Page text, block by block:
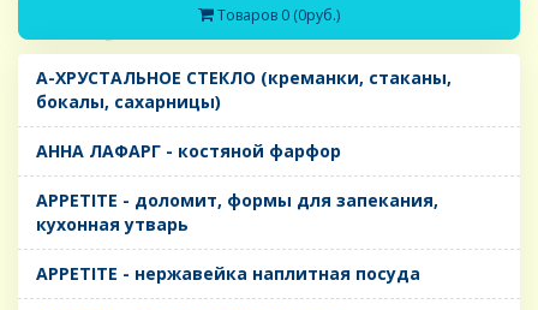
Товаров 0 (0руб.)
A-ХРУСТАЛЬНОЕ СТЕКЛО (креманки, стаканы,
бокалы, сахарницы)
AHHA ЛАФАРГ - костяной фарфор
APPETITE - доломит, формы для запекания,
кухонная утварь
APPETITE - нержавейка наплитная посуда